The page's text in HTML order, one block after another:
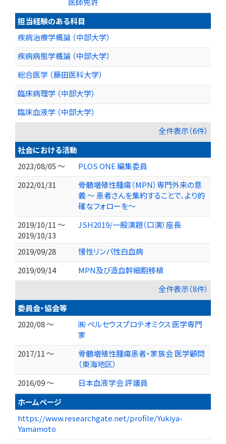
担当経験のある科目
疾病治療学概論 （中部大学）
疾病病態学概論 （中部大学）
総合医学 （藤田医科大学）
臨床病理学 （中部大学）
臨床血液学 （中部大学）
全件表示（6件）
社会における活動
2023/08/05 ～
PLOS ONE 編集委員
2022/01/31
骨髄増殖性腫瘍（MPN）専門外来の意
義 ～ 患者さんを集約することで、より的
確なフォローを～
2019/10/11 ～
2019/10/13
JSH2019/一般演題（口演）座長
2019/09/28
慢性リンパ性白血病
2019/09/14
MPN及び造血幹細胞移植
全件表示（8件）
委員会・協会等
2020/08 ～
㈱ ペルセウスプロテオミクス 医学専門
家
2017/11 ～
骨髄増殖性腫瘍患者・家族会 医学顧問
（東海地区）
2016/09 ～
日本血液学会 評議員
ホームページ
https://www.researchgate.net/profile/Yukiya-
Yamamoto